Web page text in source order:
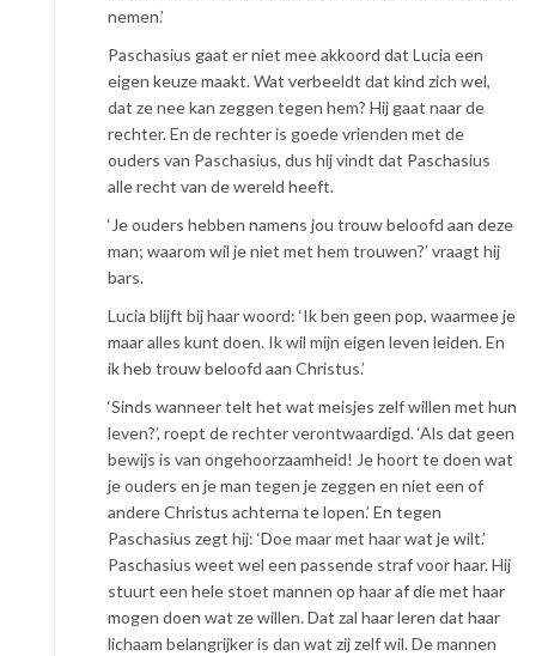
nemen.’
Paschasius gaat er niet mee akkoord dat Lucia een
eigen keuze maakt. Wat verbeeldt dat kind zich wel,
dat ze nee kan zeggen tegen hem? Hij gaat naar de
rechter. En de rechter is goede vrienden met de
ouders van Paschasius, dus hij vindt dat Paschasius
alle recht van de wereld heeft.
‘Je ouders hebben namens jou trouw beloofd aan deze
man; waarom wil je niet met hem trouwen?’ vraagt hij
bars.
Lucia blijft bij haar woord: ‘Ik ben geen pop, waarmee je
maar alles kunt doen. Ik wil mijn eigen leven leiden. En
ik heb trouw beloofd aan Christus.’
‘Sinds wanneer telt het wat meisjes zelf willen met hun
leven?’, roept de rechter verontwaardigd. ‘Als dat geen
bewijs is van ongehoorzaamheid! Je hoort te doen wat
je ouders en je man tegen je zeggen en niet een of
andere Christus achterna te lopen.’ En tegen
Paschasius zegt hij: ‘Doe maar met haar wat je wilt.’
Paschasius weet wel een passende straf voor haar. Hij
stuurt een hele stoet mannen op haar af die met haar
mogen doen wat ze willen. Dat zal haar leren dat haar
lichaam belangrijker is dan wat zij zelf wil. De mannen